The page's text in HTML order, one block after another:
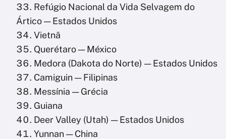
Refúgio Nacional da Vida Selvagem do
Ártico — Estados Unidos
Vietnã
Querétaro — México
Medora (Dakota do Norte) — Estados Unidos
Camiguin — Filipinas
Messínia — Grécia
Guiana
Deer Valley (Utah) — Estados Unidos
Yunnan — China